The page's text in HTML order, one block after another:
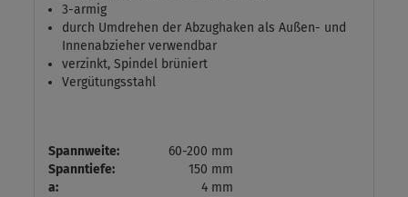
3-armig
durch Umdrehen der Abzughaken als Außen- und
Innenabzieher verwendbar
verzinkt, Spindel brüniert
Vergütungsstahl
Spannweite:
60-200 mm
Spanntiefe:
150 mm
a:
4 mm